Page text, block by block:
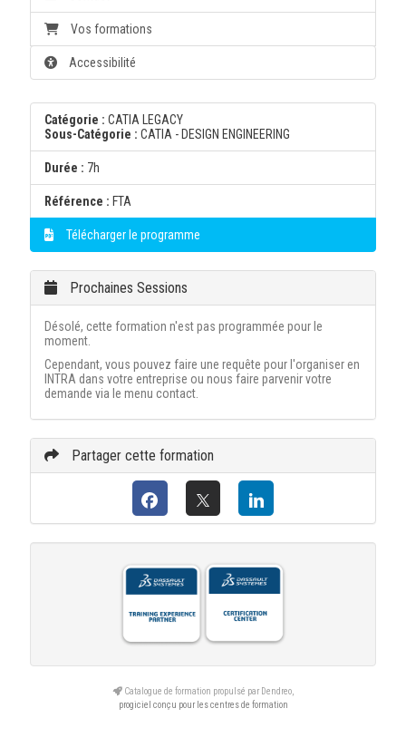
Vos formations
Accessibilité
Catégorie : CATIA LEGACY
Sous-Catégorie : CATIA - DESIGN ENGINEERING
Durée : 7h
Référence : FTA
Télécharger le programme
Prochaines Sessions
Désolé, cette formation n'est pas programmée pour le
moment.
Cependant, vous pouvez faire une requête pour l'organiser en
INTRA dans votre entreprise ou nous faire parvenir votre
demande via le menu contact.
Partager cette formation
Catalogue de formation propulsé par Dendreo,
progiciel conçu pour les centres de formation